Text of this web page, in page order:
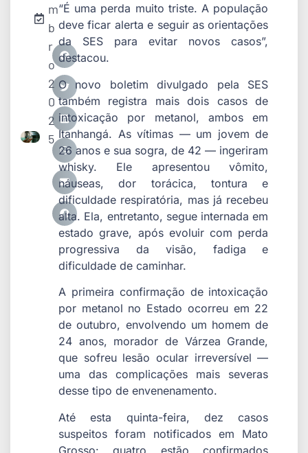
m
b
r
o
2
0
2
5
“É uma perda muito triste. A população
deve ficar alerta e seguir as orientações
da SES para evitar novos casos”,
destacou.
O novo boletim divulgado pela SES
também registra mais dois casos de
intoxicação por metanol, ambos em
Itanhangá. As vítimas — um jovem de
26 anos e sua sogra, de 42 — ingeriram
whisky. Ele apresentou vômito,
náuseas, dor torácica, tontura e
dificuldade respiratória, mas já recebeu
alta. Ela, entretanto, segue internada em
estado grave, após evoluir com perda
progressiva da visão, fadiga e
dificuldade de caminhar.
A primeira confirmação de intoxicação
por metanol no Estado ocorreu em 22
de outubro, envolvendo um homem de
24 anos, morador de Várzea Grande,
que sofreu lesão ocular irreversível —
uma das complicações mais severas
desse tipo de envenenamento.
Até esta quinta-feira, dez casos
suspeitos foram notificados em Mato
Grosso: quatro estão confirmados